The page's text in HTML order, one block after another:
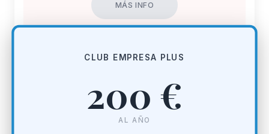
MÁS INFO
CLUB EMPRESA PLUS
200 €
AL AÑO